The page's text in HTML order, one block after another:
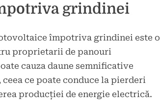
grindinei
împotriva grindinei este o
proprietarii de panouri
cauza daune semnificative
ce poate conduce la pierderi
producției de energie electrică.